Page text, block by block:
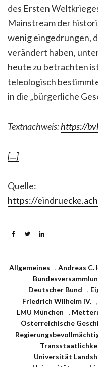
des Ersten
Mainstream der
wenig eingedrungen,
verändert haben,
heute zu betrachten
teleologisch
in die „bürgerliche
Textnachweis:https://
[...]
Quelle:
https://
Allgemeines , Andreas C.
Deutscher Bund
,
Friedrich Wilhelm IV. ,
LMU München
,
Österreichische
Universität